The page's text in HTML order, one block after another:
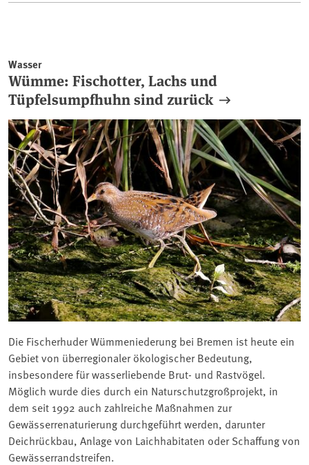
Wasser
Wümme: Fischotter, Lachs und
Tüpfelsumpfhuhn sind zurück
Die Fischerhuder Wümmeniederung bei Bremen ist heute ein
Gebiet von überregionaler ökologischer Bedeutung,
insbesondere für wasserliebende Brut- und Rastvögel.
Möglich wurde dies durch ein Naturschutzgroßprojekt, in
dem seit 1992 auch zahlreiche Maßnahmen zur
Gewässerrenaturierung durchgeführt werden, darunter
Deichrückbau, Anlage von Laichhabitaten oder Schaffung von
Gewässerrandstreifen.